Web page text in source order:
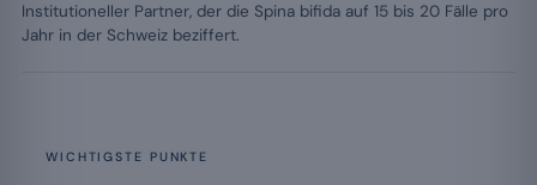
Institutioneller Partner, der die Spina bifida auf 15 bis 20 Fälle pro
Jahr in der Schweiz beziffert.
WICHTIGSTE PUNKTE